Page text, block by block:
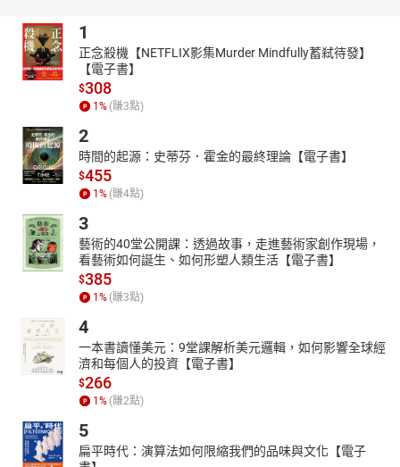
除了熱門地區外，也和我們一起踏入這些地方漫步吧！
◆聖 水 洞◆
首爾的布魯克林！曾是鞋匠雲集的工業區，因為年輕藝術家紛
紛在此設立工作室，讓聖水洞搖身一變成為時下潮流文化景點！
◆延 禧 洞◆
區，林立著質感咖啡廳和店家，很適合一邊散步一邊挖寶～
◆望 遠 洞◆
位在鬧區弘大旁邊的望遠洞有著許多小型店家還有工作室，走
進每條巷弄都會發現不一樣的驚喜！
◆乙 支 路◆
老舊時光交錯，既流行又復古的老街區。都市更新持續推動，
街道風貌不斷地變化，所以趁早到訪來感受這些新舊混合的神秘特
◆漢 南 洞◆
因為各國大使館都聚集於此，所以成為了世界各國x韓國的文化
大熔爐！可以說是融合了各國文化的獨特景點～
◆松理團路◆
很適合情侶或家庭到此悠閒散步的區域，甚至因為松坡渡口站
開通以來，默默地發展出一條咖啡街。
【最重要的事★★★★★】
無論是正在計劃首爾之旅的人，還是目前還沒有安排的人，期
許大家讀了這本充滿首爾愛的書籍之後，心也能跟著我們飛向愛愛
1
正念殺機【NETFLIX影集Murder Mindfully蓄弒待發】
【電子書】
$308
1 % (賺3點)
2
時間的起源：史蒂芬．霍金的最終理論【電子書】
$455
1 % (賺4點)
3
藝術的40堂公開課：透過故事，走進藝術家創作現場，
看藝術如何誕生、如何形塑人類生活【電子書】
$385
1 % (賺3點)
4
一本書讀懂美元：9堂課解析美元邏輯，如何影響全球經
濟和每個人的投資【電子書】
$266
1 % (賺2點)
5
扁平時代：演算法如何限縮我們的品味與文化【電子